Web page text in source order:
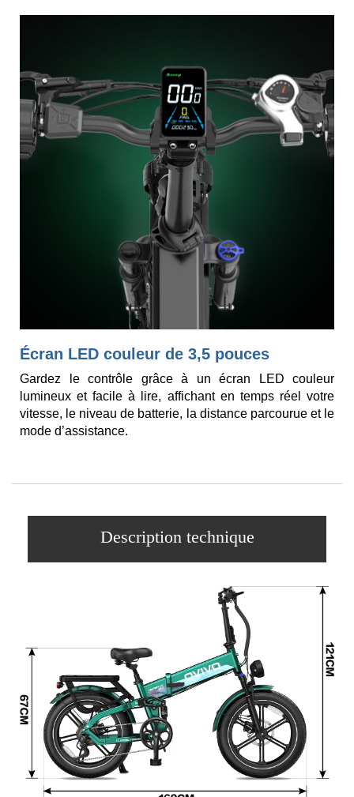
Écran LED couleur de 3,5 pouces
Gardez le contrôle grâce à un écran LED couleur
lumineux et facile à lire, affichant en temps réel votre
vitesse, le niveau de batterie, la distance parcourue et le
mode d’assistance.
Description technique